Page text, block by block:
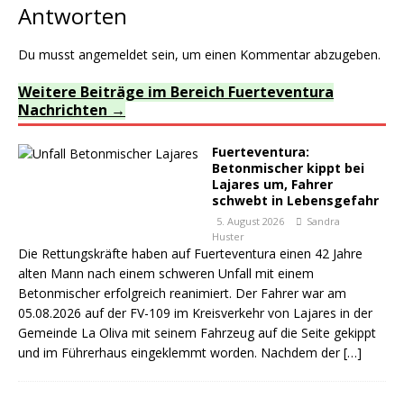
Antworten
Du musst angemeldet sein, um einen Kommentar abzugeben.
Weitere Beiträge im Bereich Fuerteventura
Nachrichten
Fuerteventura:
Betonmischer kippt bei
Lajares um, Fahrer
schwebt in Lebensgefahr
5. August 2026
Sandra
Huster
Die Rettungskräfte haben auf Fuerteventura einen 42 Jahre
alten Mann nach einem schweren Unfall mit einem
Betonmischer erfolgreich reanimiert. Der Fahrer war am
05.08.2026 auf der FV-109 im Kreisverkehr von Lajares in der
Gemeinde La Oliva mit seinem Fahrzeug auf die Seite gekippt
und im Führerhaus eingeklemmt worden. Nachdem der[…]